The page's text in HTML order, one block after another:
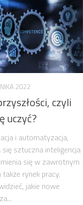
2022
czyli
uczyć?
i automatyzacja,
sztuczna inteligencja
się w zawrotnym
rynek pracy.
jakie nowe